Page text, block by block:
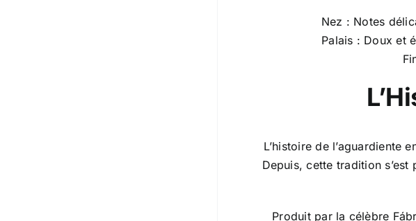
Nez : Notes
Palais : Doux et
L’histoire de l’aguardiente
Depuis, cette tradition
Produit par la célèbre